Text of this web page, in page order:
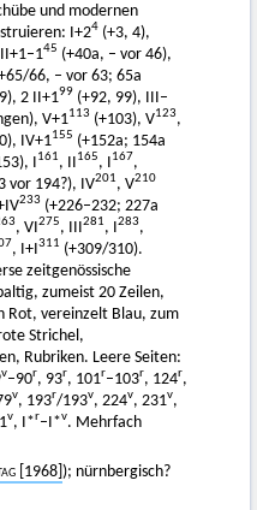
und modernen
I+24 (+3, 4),
45 (+40a, – vor 46),
66, – vor 63; 65a
2 II+199 (+92, 99), III–
V+1113 (+103), V123,
IV+1155 (+152a; 154a
I161, II165, I167,
vor 194?), IV201, V210
233 (+226–232; 227a
, VI275, III281, I283,
, I+I311 (+309/310).
zeitgenössische
zumeist 20 Zeilen,
Rot, vereinzelt Blau, zum
Strichel,
Rubriken. Leere Seiten:
v–90r, 93r, 101r–103r, 124r,
v, 193r/193v, 224v, 231v,
v, I*r–I*v. Mehrfach
[1968] ); nürnbergisch?